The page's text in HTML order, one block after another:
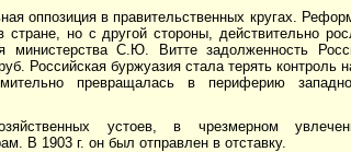
оппозиция в правительственных кругах.
но с другой стороны, действительно
министерства С.Ю. Витте задолженность
Российская буржуазия стала терять контроль
превращалась в периферию
устоев, в чрезмерном
В 1903 г. он был отправлен в отставку.